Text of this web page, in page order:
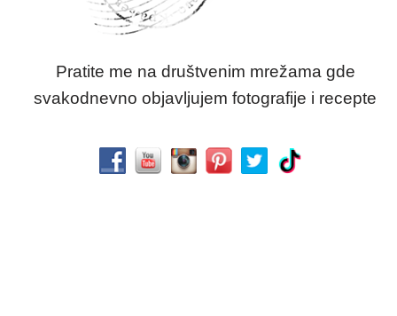
Pratite me na društvenim mrežama gde
svakodnevno objavljujem fotografije i recepte